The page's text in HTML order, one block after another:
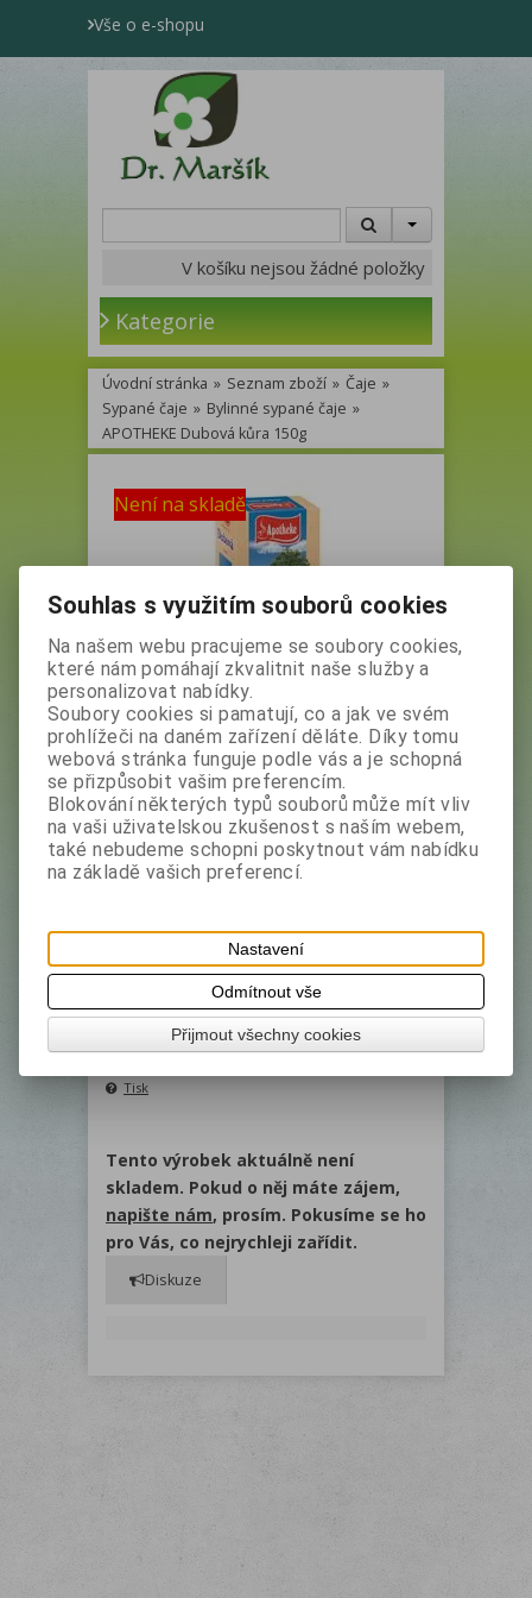
Vše o e-shopu
V košíku nejsou žádné položky
Kategorie
Úvodní stránka » Seznam zboží » Čaje »
Sypané čaje » Bylinné sypané čaje »
APOTHEKE Dubová kůra 150g
Není na skladě
APOTHEKE Dubová kůra 150g
Vaše cena bez DPH:31,10 Kč
Vaše cena s DPH:34,80 Kč
Produkt není skladem
7225
EAN:8595178209482
Dotaz na výrobek
Tisk
Tento výrobek aktuálně není
skladem. Pokud o něj máte zájem,
napište nám, prosím. Pokusíme se ho
pro Vás, co nejrychleji zařídit.
Diskuze
Souhlas s využitím souborů cookies
Na našem webu pracujeme se soubory cookies,
které nám pomáhají zkvalitnit naše služby a
personalizovat nabídky.
Soubory cookies si pamatují, co a jak ve svém
prohlížeči na daném zařízení děláte. Díky tomu
webová stránka funguje podle vás a je schopná
se přizpůsobit vašim preferencím.
Blokování některých typů souborů může mít vliv
na vaši uživatelskou zkušenost s naším webem,
také nebudeme schopni poskytnout vám nabídku
na základě vašich preferencí.
Nastavení
Odmítnout vše
Přijmout všechny cookies